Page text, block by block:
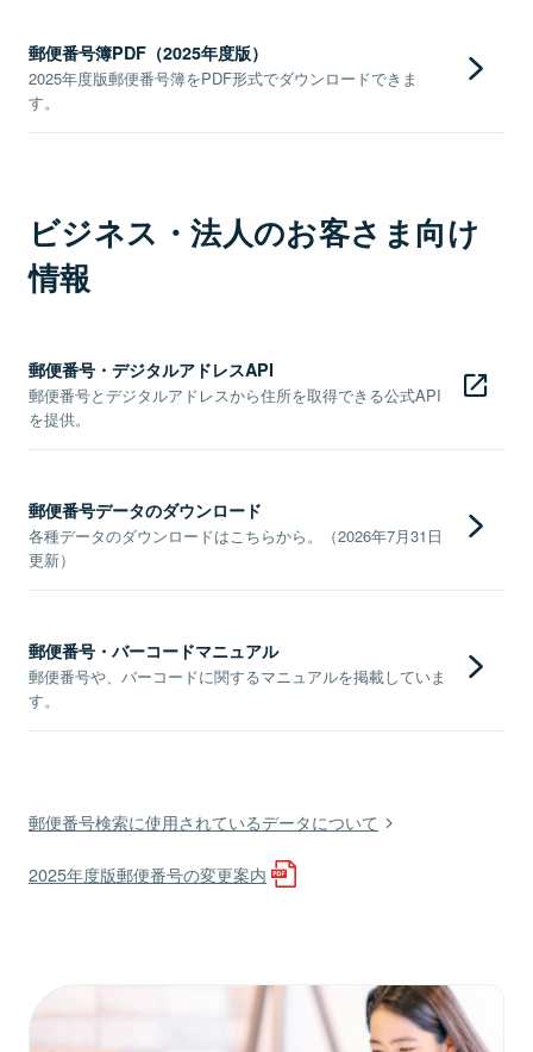
郵便番号簿PDF（2025年度版）
2025年度版郵便番号簿をPDF形式でダウンロードできま
す。
ビジネス・法人のお客さま向け
情報
郵便番号・デジタルアドレスAPI
郵便番号とデジタルアドレスから住所を取得できる公式API
を提供。
郵便番号データのダウンロード
各種データのダウンロードはこちらから。（2026年7月31日
更新）
郵便番号・バーコードマニュアル
郵便番号や、バーコードに関するマニュアルを掲載していま
す。
郵便番号検索に使用されているデータについて
2025年度版郵便番号の変更案内